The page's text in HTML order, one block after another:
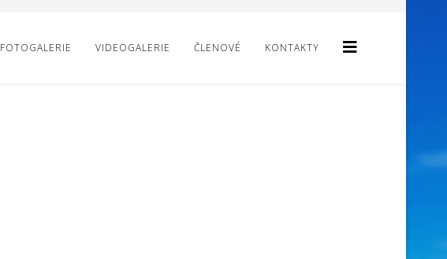
FOTOGALERIE VIDEOGALERIE ČLENOVÉ KONTAKTY